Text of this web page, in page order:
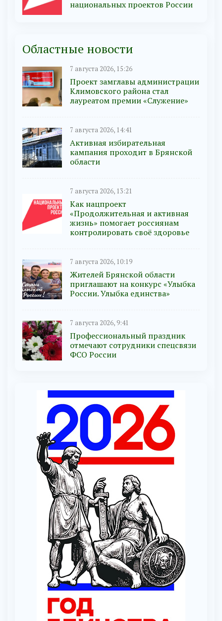
национальных проектов России
Областные новости
7 августа 2026, 15:26
Проект замглавы администрации
Климовского района стал
лауреатом премии «Служение»
7 августа 2026, 14:41
Активная избирательная
кампания проходит в Брянской
области
7 августа 2026, 13:21
Как нацпроект
«Продолжительная и активная
жизнь» помогает россиянам
контролировать своё здоровье
7 августа 2026, 10:19
Жителей Брянской области
приглашают на конкурс «Улыбка
России. Улыбка единства»
7 августа 2026, 9:41
Профессиональный праздник
отмечают сотрудники спецсвязи
ФСО России